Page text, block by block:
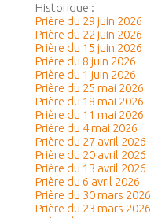
Historique :
Prière du 29 juin 2026
Prière du 22 juin 2026
Prière du 15 juin 2026
Prière du 8 juin 2026
Prière du 1 juin 2026
Prière du 25 mai 2026
Prière du 18 mai 2026
Prière du 11 mai 2026
Prière du 4 mai 2026
Prière du 27 avril 2026
Prière du 20 avril 2026
Prière du 13 avril 2026
Prière du 6 avril 2026
Prière du 30 mars 2026
Prière du 23 mars 2026